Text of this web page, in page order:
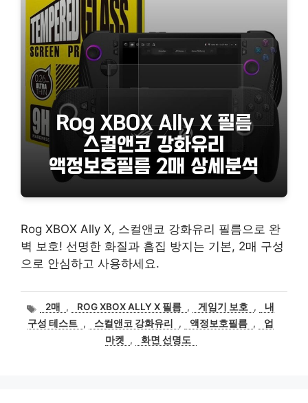
Rog XBOX Ally X, 스컬앤코 강화유리 필름으로 완
벽 보호! 선명한 화질과 흠집 방지는 기본, 2매 구성
으로 안심하고 사용하세요.
태
그
2매 , ROG XBOX ALLY X 필름 , 게임기 보호 ,
내
구성 테스트 , 스컬앤코 강화유리 , 액정보호필름 ,
업
마켓
, 화면 선명도